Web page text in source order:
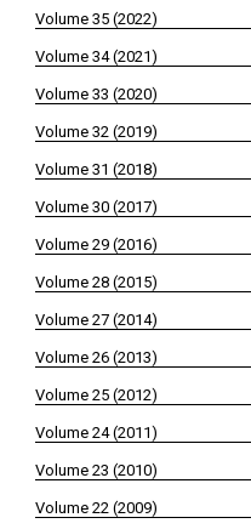
Volume 35 (2022)
Volume 34 (2021)
Volume 33 (2020)
Volume 32 (2019)
Volume 31 (2018)
Volume 30 (2017)
Volume 29 (2016)
Volume 28 (2015)
Volume 27 (2014)
Volume 26 (2013)
Volume 25 (2012)
Volume 24 (2011)
Volume 23 (2010)
Volume 22 (2009)